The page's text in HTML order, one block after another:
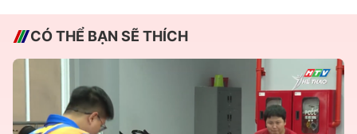
CÓ THỂ BẠN SẼ THÍCH